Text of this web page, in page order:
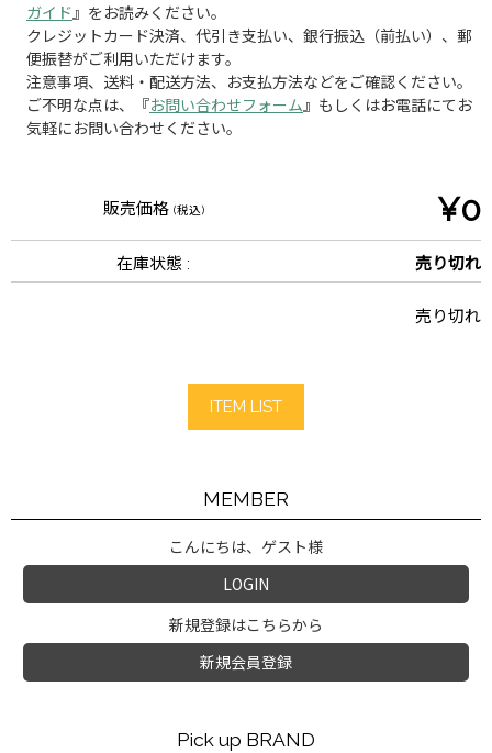
ガイド 』をお読みください。
クレジットカード決済、代引き支払い、銀行振込（前払い）、郵
便振替がご利用いただけます。
注意事項、送料・配送方法、お支払方法などをご確認ください。
ご不明な点は、『お問い合わせフォーム 』もしくはお電話にてお
気軽にお問い合わせください。
販売価格 (税込) ¥0
在庫状態 : 売り切れ
売り切れ
ITEM LIST
MEMBER
こんにちは、ゲスト様
LOGIN
新規登録はこちらから
新規会員登録
Pick up BRAND